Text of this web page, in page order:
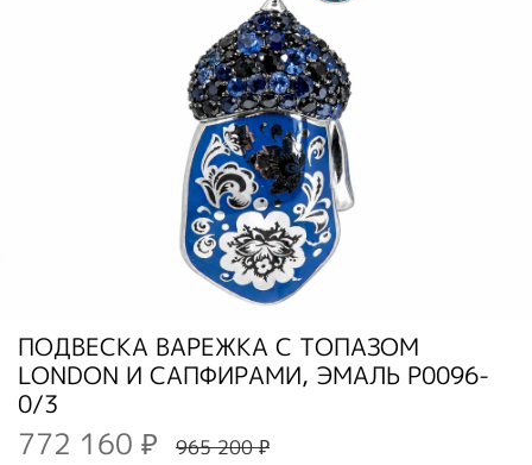
ПОДВЕСКА ВАРЕЖКА С ТОПАЗОМ
LONDON И САПФИРАМИ, ЭМАЛЬ P0096-
0/3
772 160 ₽ 965 200 ₽